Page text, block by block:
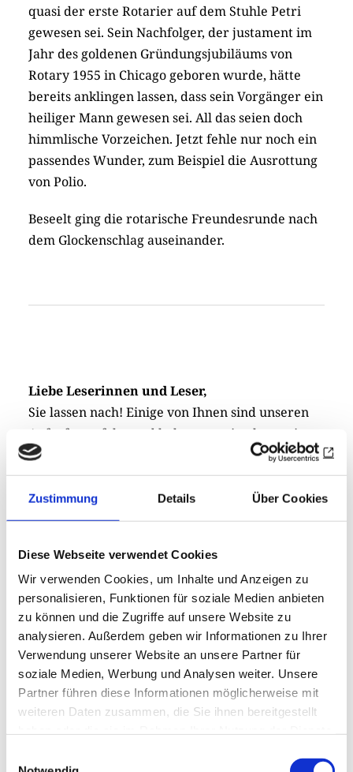
Zustimmung Details Über Cookies
Diese Webseite verwendet Cookies
Wir verwenden Cookies, um Inhalte und Anzeigen zu
personalisieren, Funktionen für soziale Medien anbieten
zu können und die Zugriffe auf unsere Website zu
analysieren. Außerdem geben wir Informationen zu Ihrer
Verwendung unserer Website an unsere Partner für
soziale Medien, Werbung und Analysen weiter. Unsere
Partner führen diese Informationen möglicherweise mit
weiteren Daten zusammen, die Sie ihnen bereitgestellt
quasi der erste Rotarier auf dem Stuhle Petri
gewesen sei. Sein Nachfolger, der justament im
Jahr des goldenen Gründungsjubiläums von
Rotary 1955 in Chicago geboren wurde, hätte
bereits anklingen lassen, dass sein Vorgänger ein
heiliger Mann gewesen sei. All das seien doch
himmlische Vorzeichen. Jetzt fehle nur noch ein
passendes Wunder, zum Beispiel die Ausrottung
von Polio.
Beseelt ging die rotarische Freundesrunde nach
dem Glockenschlag auseinander.
Liebe Leserinnen und Leser,
Sie lassen nach! Einige von Ihnen sind unseren
Aufrufen gefolgt und haben uns eine humorige
Anekdote aus ihrem Cluballtag geschildert –
dafür herzlichen Dank! Doch wir benötigen
weitere Geschichten, die maximal 2000 Zeichen
umfassen. Eine große Bitte: Was wir suchen, sind
mit liebevoller Ironie. Was wir ganz explizit
nicht suchen, sind fiktive Geschichten,
Bröckedde-Kopien und Abrechnungen mit
Andersdenkenden.
Senden Sie Ihren Beitrag von maximal 2000
Zeichen (inkl. Leerzeichen)
bitte anredaktion@rotary-verlag.de.
Sharing